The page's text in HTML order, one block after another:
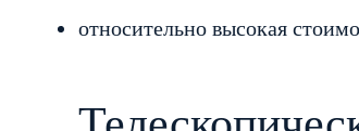
относительно высокая